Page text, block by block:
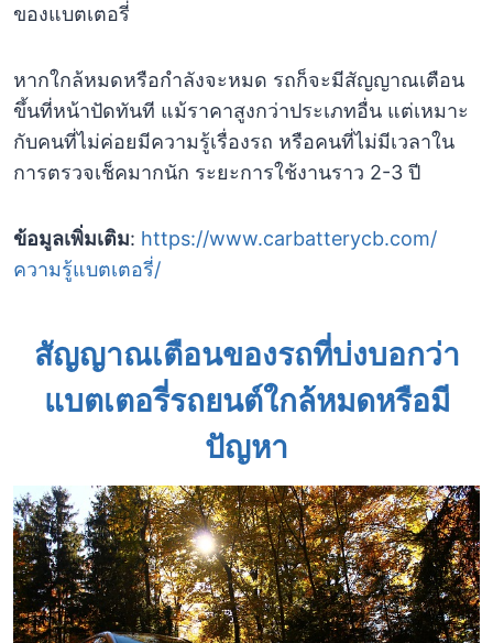
ของแบตเตอรี่
หากใกล้หมดหรือกำลังจะหมด รถก็จะมีสัญญาณเตือน
ขึ้นที่หน้าปัดทันที แม้ราคาสูงกว่าประเภทอื่น แต่เหมาะ
กับคนที่ไม่ค่อยมีความรู้เรื่องรถ หรือคนที่ไม่มีเวลาใน
การตรวจเช็คมากนัก ระยะการใช้งานราว 2-3 ปี
ข้อมูลเพิ่มเติม: https://www.carbatterycb.com/
ความรู้แบตเตอรี่/
สัญญาณเตือนของรถที่บ่งบอกว่า
แบตเตอรี่รถยนต์ใกล้หมดหรือมี
ปัญหา